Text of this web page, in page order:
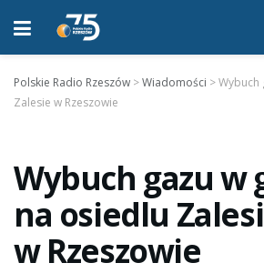
Polskie Radio Rzeszów >Wiadomości >Wybuch
Zalesie w Rzeszowie
Wybuch gazu w
na osiedlu
w Rzeszowie